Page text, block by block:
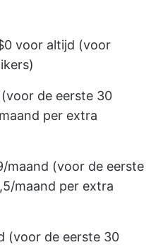
voor altijd (voor
de eerste 30
per extra
maand (voor de eerste
maand per extra
(voor de eerste 30